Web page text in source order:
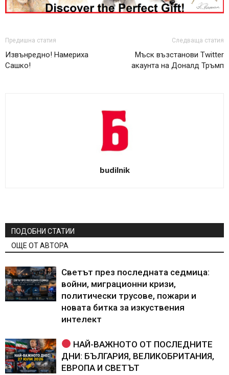
Предишна статия
Извънредно! Намериха
Сашко!
Следваща статия
Мъск възстанови Twitter
акаунта на Доналд Тръмп
budilnik
ПОДОБНИ СТАТИИ
ОЩЕ ОТ АВТОРА
Светът през последната седмица:
войни, миграционни кризи,
политически трусове, пожари и
новата битка за изкуствения
интелект
НАЙ-ВАЖНОТО ОТ ПОСЛЕДНИТЕ
ДНИ: БЪЛГАРИЯ, ВЕЛИКОБРИТАНИЯ,
ЕВРОПА И СВЕТЪТ